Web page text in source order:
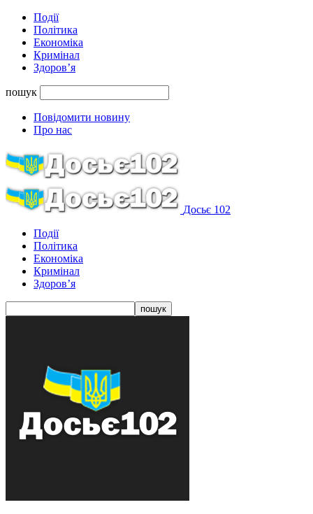
Події
Політика
Економіка
Кримінал
Здоров’я
пошук
Повідомити новину
Про нас
Досьє 102
Події
Політика
Економіка
Кримінал
Здоров’я